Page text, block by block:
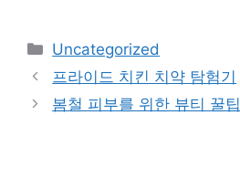
Categories
Uncategorized
프라이드 치킨 치약 탐험기
봄철 피부를 위한 뷰티 꿀팁